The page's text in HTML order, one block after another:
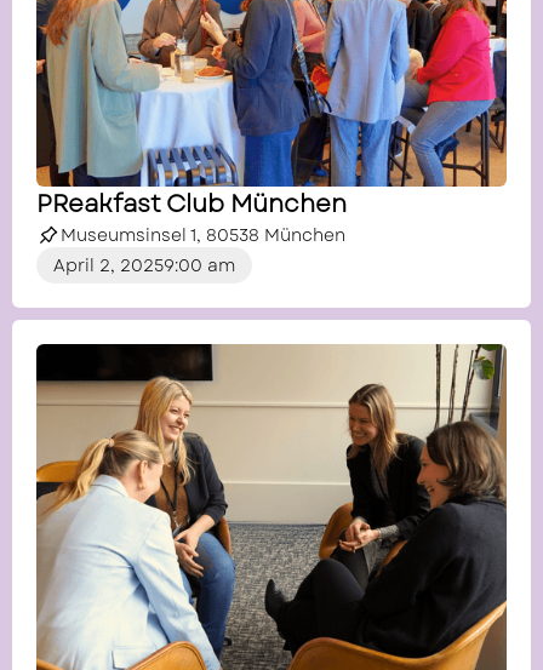
PReakfast Club München
Museumsinsel 1, 80538 München
April 2, 20259:00 am